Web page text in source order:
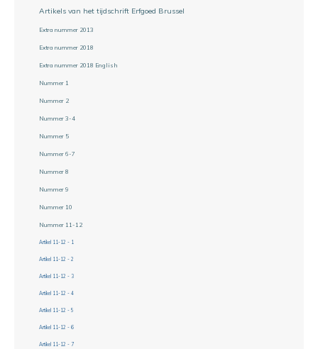
Artikels van het tijdschrift Erfgoed Brussel
Extra nummer 2013
Extra nummer 2018
Extra nummer 2018 English
Nummer 1
Nummer 2
Nummer 3-4
Nummer 5
Nummer 6-7
Nummer 8
Nummer 9
Nummer 10
Nummer 11-12
Artikel 11-12 - 1
Artikel 11-12 - 2
Artikel 11-12 - 3
Artikel 11-12 - 4
Artikel 11-12 - 5
Artikel 11-12 - 6
Artikel 11-12 - 7